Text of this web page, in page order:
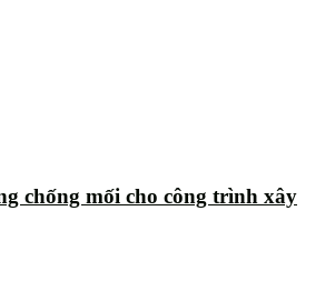
chống mối cho công trình xây